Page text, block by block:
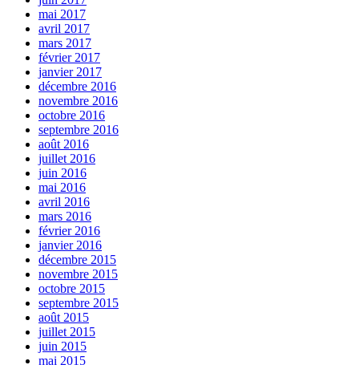
mai 2017
avril 2017
mars 2017
février 2017
janvier 2017
décembre 2016
novembre 2016
octobre 2016
septembre 2016
août 2016
juillet 2016
juin 2016
mai 2016
avril 2016
mars 2016
février 2016
janvier 2016
décembre 2015
novembre 2015
octobre 2015
septembre 2015
août 2015
juillet 2015
juin 2015
mai 2015